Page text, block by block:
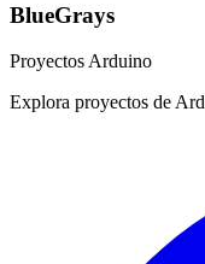
BlueGrays
Proyectos Arduino
Explora proyectos de